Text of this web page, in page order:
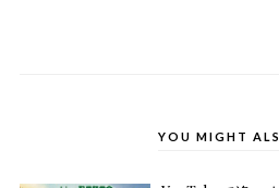
YOU MIGHT